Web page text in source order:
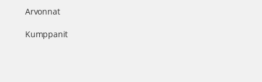
Arvonnat
Kumppanit